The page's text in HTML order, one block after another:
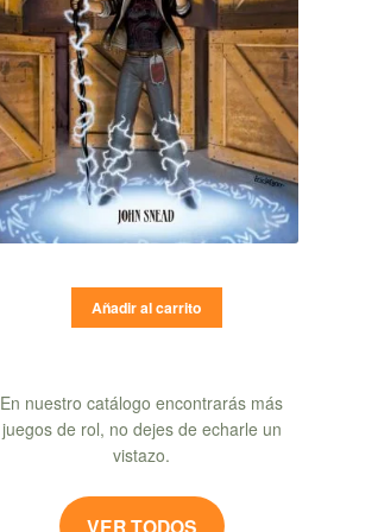
Añadir al carrito
En nuestro catálogo encontrarás más
juegos de rol, no dejes de echarle un
vistazo.
VER TODOS